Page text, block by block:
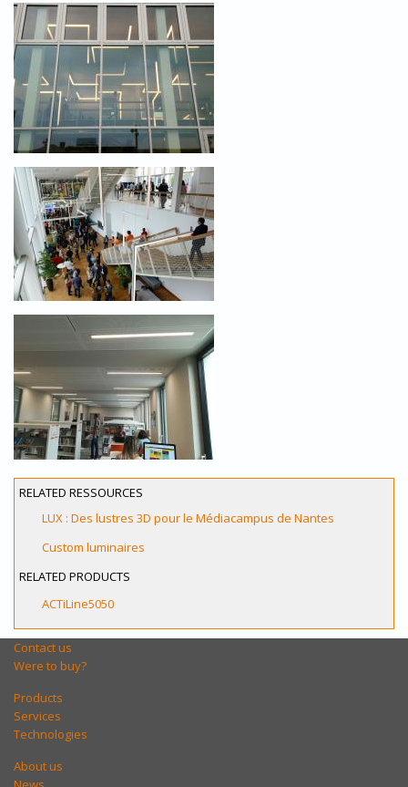
RELATED RESSOURCES
LUX : Des lustres 3D pour le Médiacampus de Nantes
Custom luminaires
RELATED PRODUCTS
ACTiLine5050
Contact us
Were to buy?
Products
Services
Technologies
About us